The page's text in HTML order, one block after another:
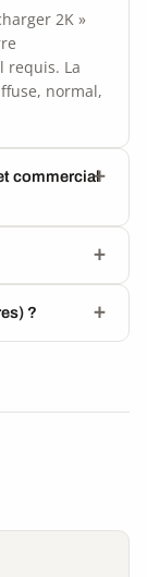
2K »
requis. La
normal,
commercial
?